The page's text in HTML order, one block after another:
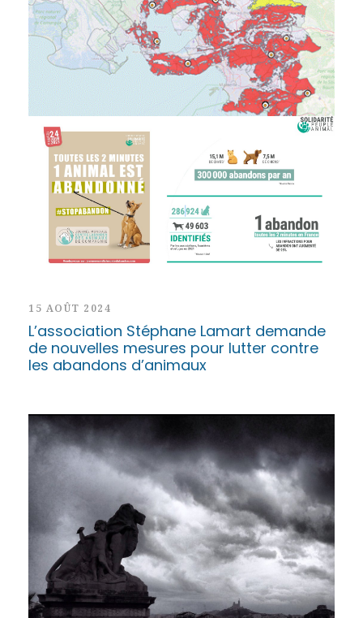
21 AOÛT 2024
Fermeture de vingt-trois massifs
forestiers dans les Bouches-du-Rhône
demain mercredi 21 août 2024
15 AOÛT 2024
L’association Stéphane Lamart demande
de nouvelles mesures pour lutter contre
les abandons d’animaux
14 AOÛT 2024